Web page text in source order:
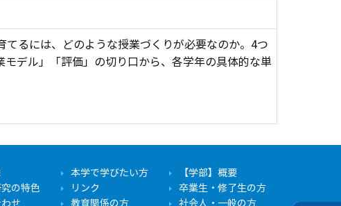
るには、どのような授業づくりが必要なのか。4つ
デル」「評価」の切り口から、各学年の具体的な単
本学で学びたい方
【学部】概要
の特色 リンク
卒業生・修了生の方
せ 教育関係の方 社会人・一般の方